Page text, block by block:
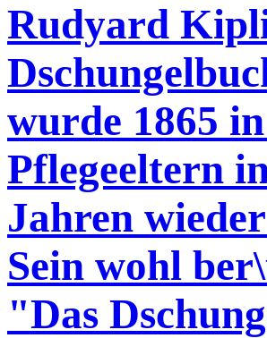
Rudyard
wurde 1865
Pflegeeltern
Jahren
Sein wohl
"Das